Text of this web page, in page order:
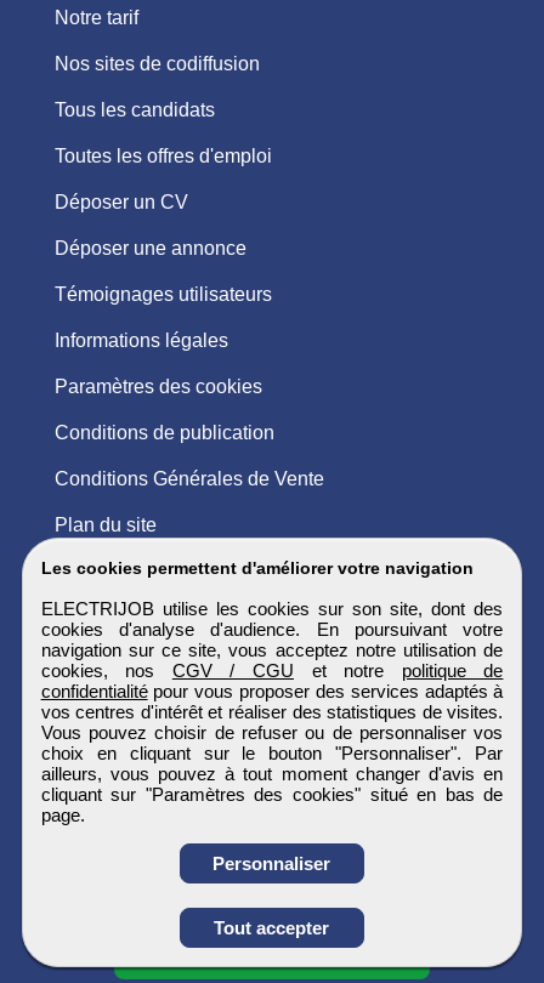
Obtenir ses
coordonnées
Les cookies permettent d'améliorer votre navigation
ELECTRIJOB utilise les cookies sur son site, dont des
cookies d'analyse d'audience. En poursuivant votre
navigation sur ce site, vous acceptez notre utilisation de
cookies, nos CGV / CGU et notre politique de
confidentialitépour vous proposer des services adaptés à
vos centres d'intérêt et réaliser des statistiques de visites.
Vous pouvez choisir de refuser ou de personnaliser vos
choix en cliquant sur le bouton "Personnaliser". Par
ailleurs, vous pouvez à tout moment changer d'avis en
cliquant sur "Paramètres des cookies" situé en bas de
page.
Personnaliser
Tout accepter
Notre tarif
Nos sites de codiffusion
Tous les candidats
Toutes les offres d'emploi
Déposer un CV
Déposer une annonce
Témoignages utilisateurs
Informations légales
Paramètres des cookies
Conditions de publication
Conditions Générales de Vente
Plan du site
ELECTRIJOB
Tous droits réservés © 1999 - 2026